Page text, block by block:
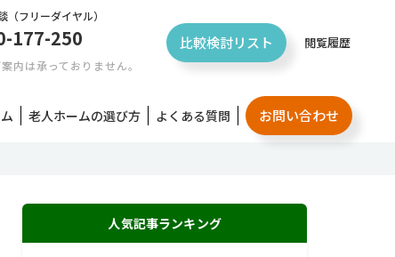
（フリーダイヤル）
177-250
内は承っておりません。
比較検討リスト 閲覧履歴
老人ホームの選び方 よくある質問 お問い合わせ
人気記事ランキング